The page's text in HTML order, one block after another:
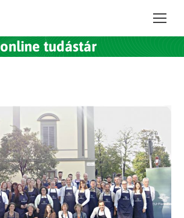
online tudástár